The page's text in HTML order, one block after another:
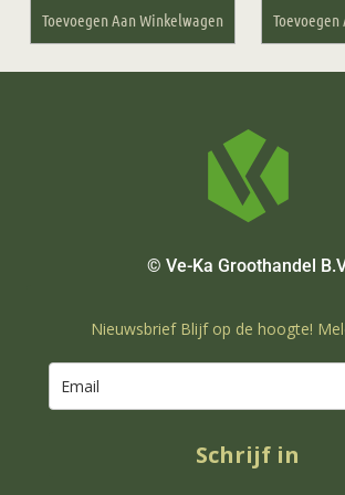
Toevoegen Aan Winkelwagen
© Ve-Ka Groothandel
Nieuwsbrief Blijf op de hoogte!
Schrijf in